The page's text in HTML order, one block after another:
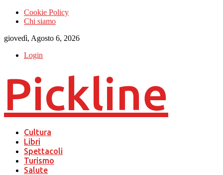
Cookie Policy
Chi siamo
giovedì, Agosto 6, 2026
Login
Pickline
Cultura
Libri
Spettacoli
Turismo
Salute